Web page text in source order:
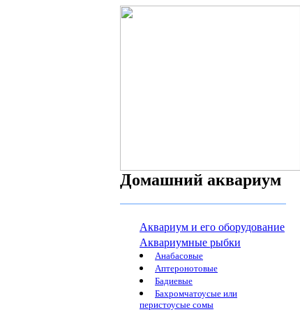
Домашний аквариум
Аквариум и его оборудование
Аквариумные рыбки
Анабасовые
Аптеронотовые
Бадиевые
Бахромчатоусые или
перистоусые сомы